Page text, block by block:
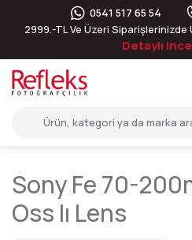
0541 517 65 54
2999.-TL Ve Üzeri
Detaylı
Sony Fe 70-
Oss Iı Lens